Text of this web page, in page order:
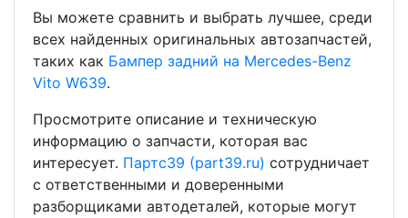
Вы можете сравнить и выбрать лучшее, среди
всех найденных оригинальных автозапчастей,
таких как Бампер задний на Mercedes-Benz
Vito W639.
Просмотрите описание и техническую
информацию о запчасти, которая вас
интересует. Партс39 (part39.ru) сотрудничает
с ответственными и доверенными
разборщиками автодеталей, которые могут